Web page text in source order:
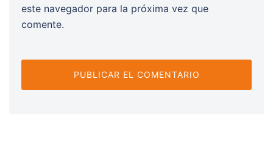
este navegador para la próxima vez que
comente.